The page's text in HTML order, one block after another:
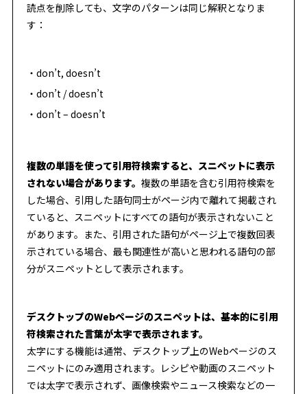
読点を削除しても、文字のパターンは同じ解釈となりま
す：
don’t, doesn’t
don’t / doesn’t
don’t – doesn’t
複数の単語を使って引用符検索すると、スニペットに表示
されない場合があります。 複数の単語を含む引用符検索を
した場合、引用した語句同士がページ内で離れて掲載され
ていると、スニペットにすべての語句が表示されないこと
があります。また、引用された語句がページ上で複数回表
示されている場合、最も関連性が高いと思われる語句の部
分がスニペットとして表示されます。
デスクトップのWebページのスニペットは、基本的に引用
符検索された言葉が太字で表示されます。
太字にする機能は通常、デスクトップ上のWebページのス
ニペットにのみ適用されます。レシピや動画のスニペット
では太字で表示されず、画像検索やニュース検索などの一